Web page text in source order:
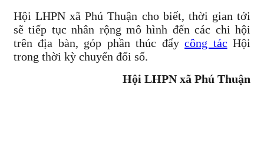
Hội LHPN xã Phú Thuận cho biết, thời gian tới
sẽ tiếp tục nhân rộng mô hình đến các chi hội
trên địa bàn, góp phần thúc đẩycông tác Hội
trong thời kỳ chuyển đổi số.
Hội LHPN xã Phú Thuận